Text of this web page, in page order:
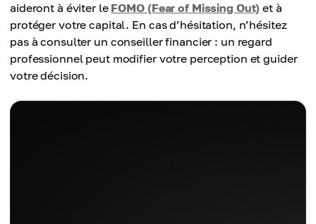
aideront à éviter le FOMO (Fear of Missing Out) et à
protéger votre capital. En cas d’hésitation, n’hésitez
pas à consulter un conseiller financier : un regard
professionnel peut modifier votre perception et guider
votre décision.